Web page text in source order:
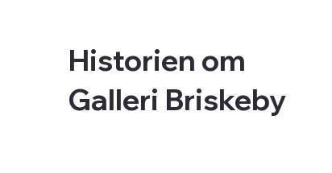
Historien om
Galleri Briskeby